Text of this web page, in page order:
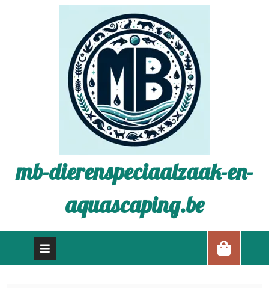
mb-dierenspeciaalzaak-en-
aquascaping.be